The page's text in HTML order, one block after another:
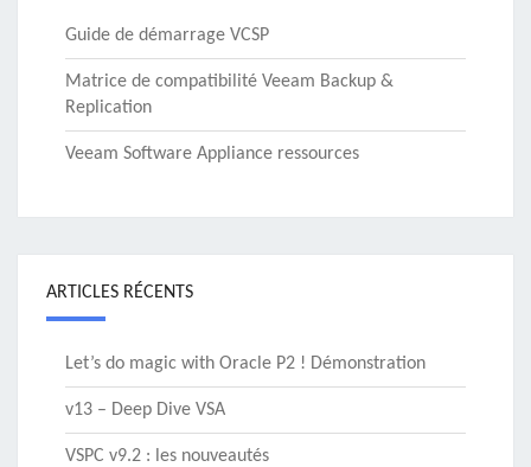
Guide de démarrage VCSP
Matrice de compatibilité Veeam Backup &
Replication
Veeam Software Appliance ressources
ARTICLES RÉCENTS
Let’s do magic with Oracle P2 ! Démonstration
v13 – Deep Dive VSA
VSPC v9.2 : les nouveautés